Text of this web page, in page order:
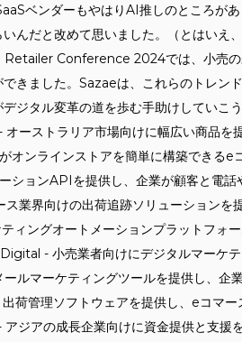
ベンダーもやはりAI推しのところが
んだと改めて思いました。（とはいえ
Conference 2024では、小売の
きました。Sazaeは、これらのトレン
ジタル変革の道を歩む手助けしていこ
ーストラリア市場向けに幅広い商品を
オンラインストアを簡単に構築できるe
ションAPIを提供し、企業が顧客と電話
業界向けの出荷追跡ソリューションを
ィングオートメーションプラットフォ
- 小売業者向けにデジタルマーケ
ルマーケティングツールを提供し、企
荷管理ソフトウェアを提供し、eコマー
ジアの成長企業向けに資金提供と支援